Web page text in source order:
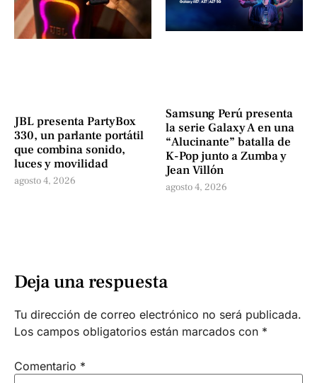
JBL presenta PartyBox
330, un parlante portátil
que combina sonido,
luces y movilidad
agosto 4, 2026
Samsung Perú presenta
la serie Galaxy A en una
“Alucinante” batalla de
K-Pop junto a Zumba y
Jean Villón
agosto 4, 2026
Deja una respuesta
Tu dirección de correo electrónico no será publicada.
Los campos obligatorios están marcados con *
Comentario *